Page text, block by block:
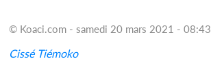
© Koaci.com - samedi 20 mars 2021 - 08:43
Cissé Tiémoko